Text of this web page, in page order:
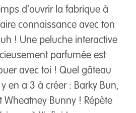
d’ouvrir la fabrique à
connaissance avec ton
! Une peluche interactive
parfumée est
avec toi ! Quel gâteau
en a 3 à créer : Barky Bun,
Wheatney Bunny ! Répète